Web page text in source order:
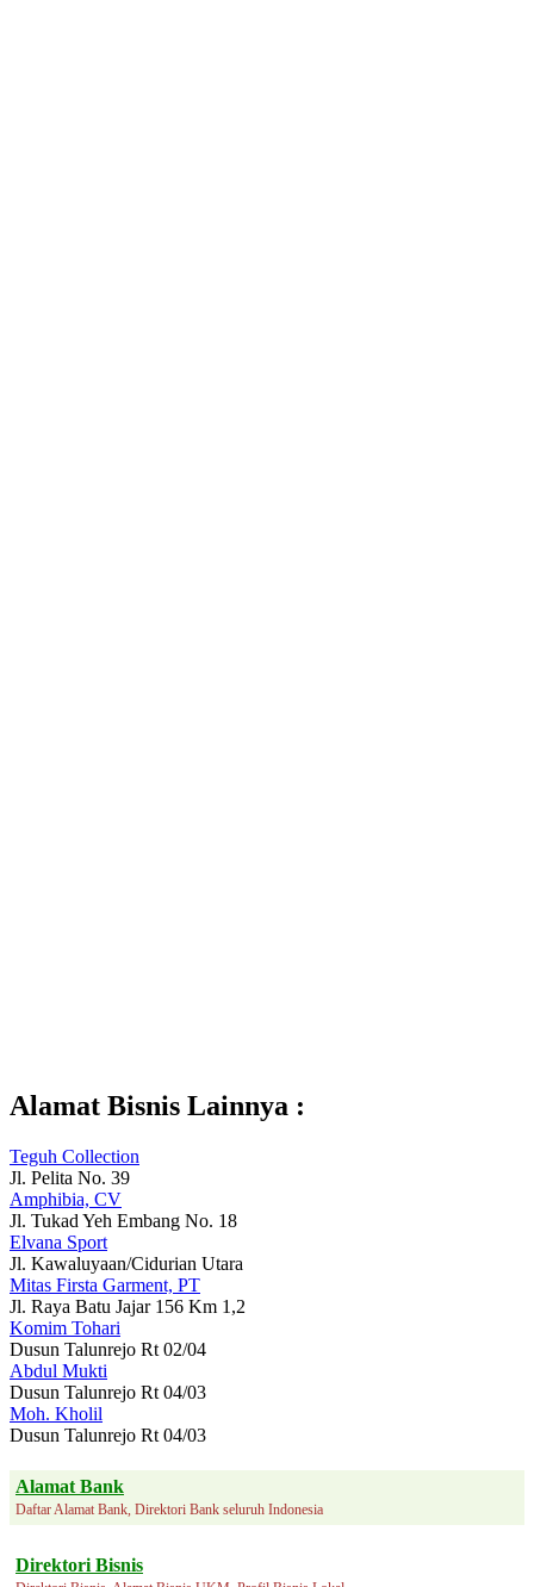
Alamat Bisnis Lainnya :
Teguh Collection
Jl. Pelita No. 39
Amphibia, CV
Jl. Tukad Yeh Embang No. 18
Elvana Sport
Jl. Kawaluyaan/Cidurian Utara
Mitas Firsta Garment, PT
Jl. Raya Batu Jajar 156 Km 1,2
Komim Tohari
Dusun Talunrejo Rt 02/04
Abdul Mukti
Dusun Talunrejo Rt 04/03
Moh. Kholil
Dusun Talunrejo Rt 04/03
Alamat Bank
Daftar Alamat Bank, Direktori Bank seluruh Indonesia
Direktori Bisnis